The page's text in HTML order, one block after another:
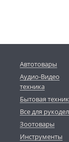
Автотовары
Аудио-Видео
техника
Бытовая
Все для
Зоотовары
Инструменты